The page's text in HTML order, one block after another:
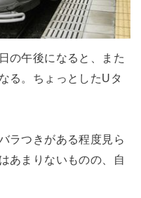
の午後になると、また
る。ちょっとしたUタ
ラつきがある程度見ら
あまりないものの、自